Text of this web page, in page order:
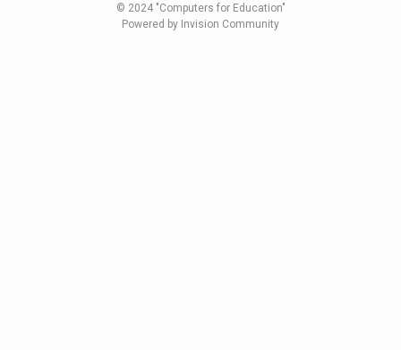
© 2024 "Computers for Education"
Powered by Invision Community